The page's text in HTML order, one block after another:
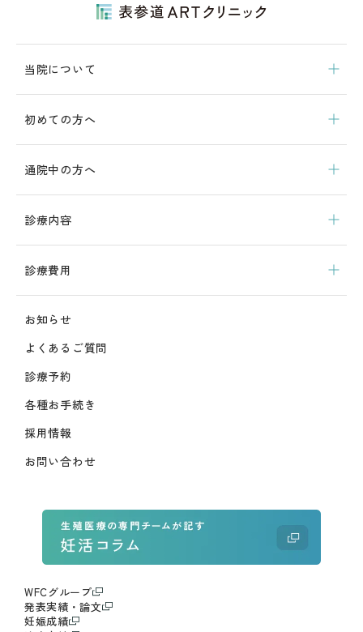
当院について
初めての方へ
通院中の方へ
診療内容
診療費用
お知らせ
よくあるご質問
診療予約
各種お手続き
採用情報
お問い合わせ
WFCグループ
発表実績・論文
妊娠成績